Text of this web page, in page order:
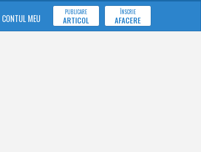
CONTUL MEU
PUBLICARE
ARTICOL
ÎNSCRIE
AFACERE